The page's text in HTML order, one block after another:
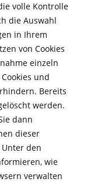
volle Kontrolle
die Auswahl
in Ihrem
von Cookies
einzeln
und
Bereits
werden.
dann
dieser
den
wie
verwalten